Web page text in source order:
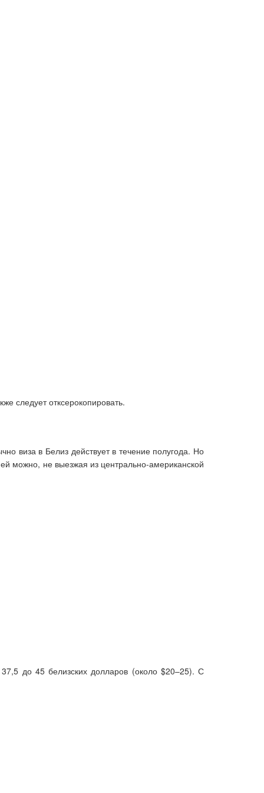
следует отксерокопировать.
виза в Белиз действует в течение полугода. Но
можно, не выезжая из центрально-американской
до 45 белизских долларов (около $20–25). С